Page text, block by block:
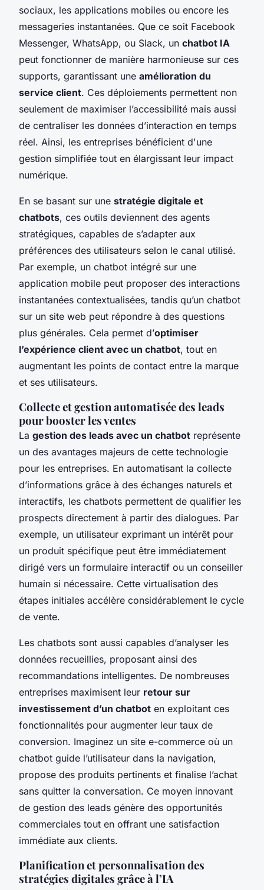
sociaux, les applications mobiles ou encore les
messageries instantanées. Que ce soit Facebook
Messenger, WhatsApp, ou Slack, un chatbot IA
peut fonctionner de manière harmonieuse sur ces
supports, garantissant une amélioration du
service client. Ces déploiements permettent non
seulement de maximiser l’accessibilité mais aussi
de centraliser les données d’interaction en temps
réel. Ainsi, les entreprises bénéficient d'une
gestion simplifiée tout en élargissant leur impact
numérique.
En se basant sur une stratégie digitale et
chatbots, ces outils deviennent des agents
stratégiques, capables de s’adapter aux
préférences des utilisateurs selon le canal utilisé.
Par exemple, un chatbot intégré sur une
application mobile peut proposer des interactions
instantanées contextualisées, tandis qu’un chatbot
sur un site web peut répondre à des questions
plus générales. Cela permet d’optimiser
l’expérience client avec un chatbot, tout en
augmentant les points de contact entre la marque
et ses utilisateurs.
Collecte et gestion automatisée des leads
pour booster les ventes
La gestion des leads avec un chatbot représente
un des avantages majeurs de cette technologie
pour les entreprises. En automatisant la collecte
d’informations grâce à des échanges naturels et
interactifs, les chatbots permettent de qualifier les
prospects directement à partir des dialogues. Par
exemple, un utilisateur exprimant un intérêt pour
un produit spécifique peut être immédiatement
dirigé vers un formulaire interactif ou un conseiller
humain si nécessaire. Cette virtualisation des
étapes initiales accélère considérablement le cycle
de vente.
Les chatbots sont aussi capables d’analyser les
données recueillies, proposant ainsi des
recommandations intelligentes. De nombreuses
entreprises maximisent leur retour sur
investissement d’un chatbot en exploitant ces
fonctionnalités pour augmenter leur taux de
conversion. Imaginez un site e-commerce où un
chatbot guide l’utilisateur dans la navigation,
propose des produits pertinents et finalise l’achat
sans quitter la conversation. Ce moyen innovant
de gestion des leads génère des opportunités
commerciales tout en offrant une satisfaction
immédiate aux clients.
Planification et personnalisation des
stratégies digitales grâce à l’IA